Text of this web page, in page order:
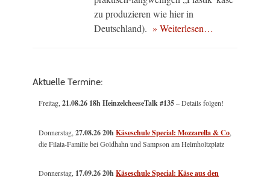
zu produzieren wie hier in
Deutschland). » Weiterlesen…
Aktuelle Termine:
Freitag,21.08.26 18h HeinzelcheeseTalk #135– Details folgen!
Donnerstag,27.08.26 20hKäseschule Special: Mozzarella & Co,
die Filata-Familie bei Goldhahn und Sampson am Helmholtzplatz
Donnerstag, 17.09.26 20hKäseschule Special: Käse aus den